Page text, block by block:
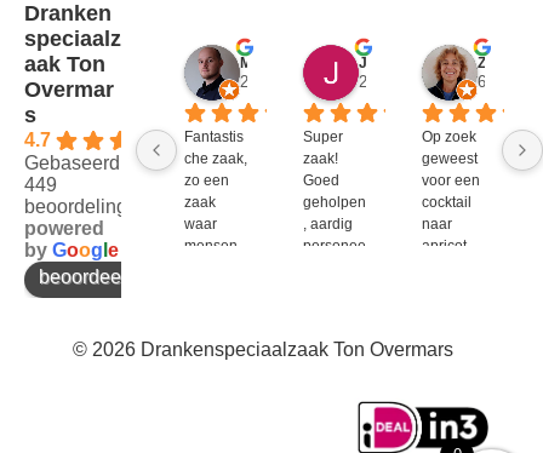
Dranken
speciaalz
aak Ton
Overmar
s
4.7
Gebaseerd op
449
beoordelingen
powered
by Goog e
beoordeel ons op
2 jaar geleden
Fantastis
che zaak,
zo een
zaak
waar
mensen
enthousi
2 jaar geleden
Super
zaak!
Goed
geholpen
, aardig
personee
6 jaar
Op zoek
geweest
voor een
cocktail
naar
apricot
niet te
Ton
Overmar
© 2026 Drankenspeciaalzaak Ton Overmars